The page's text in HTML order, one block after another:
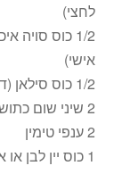
לחצי)
1/2 כוס
אישי)
1/2 כוס סילאן (דבש תמרים) או דבש רגיל
2 שיני שום כתושות
2 ענפי טימין
1 כוס יין לבן או אדום